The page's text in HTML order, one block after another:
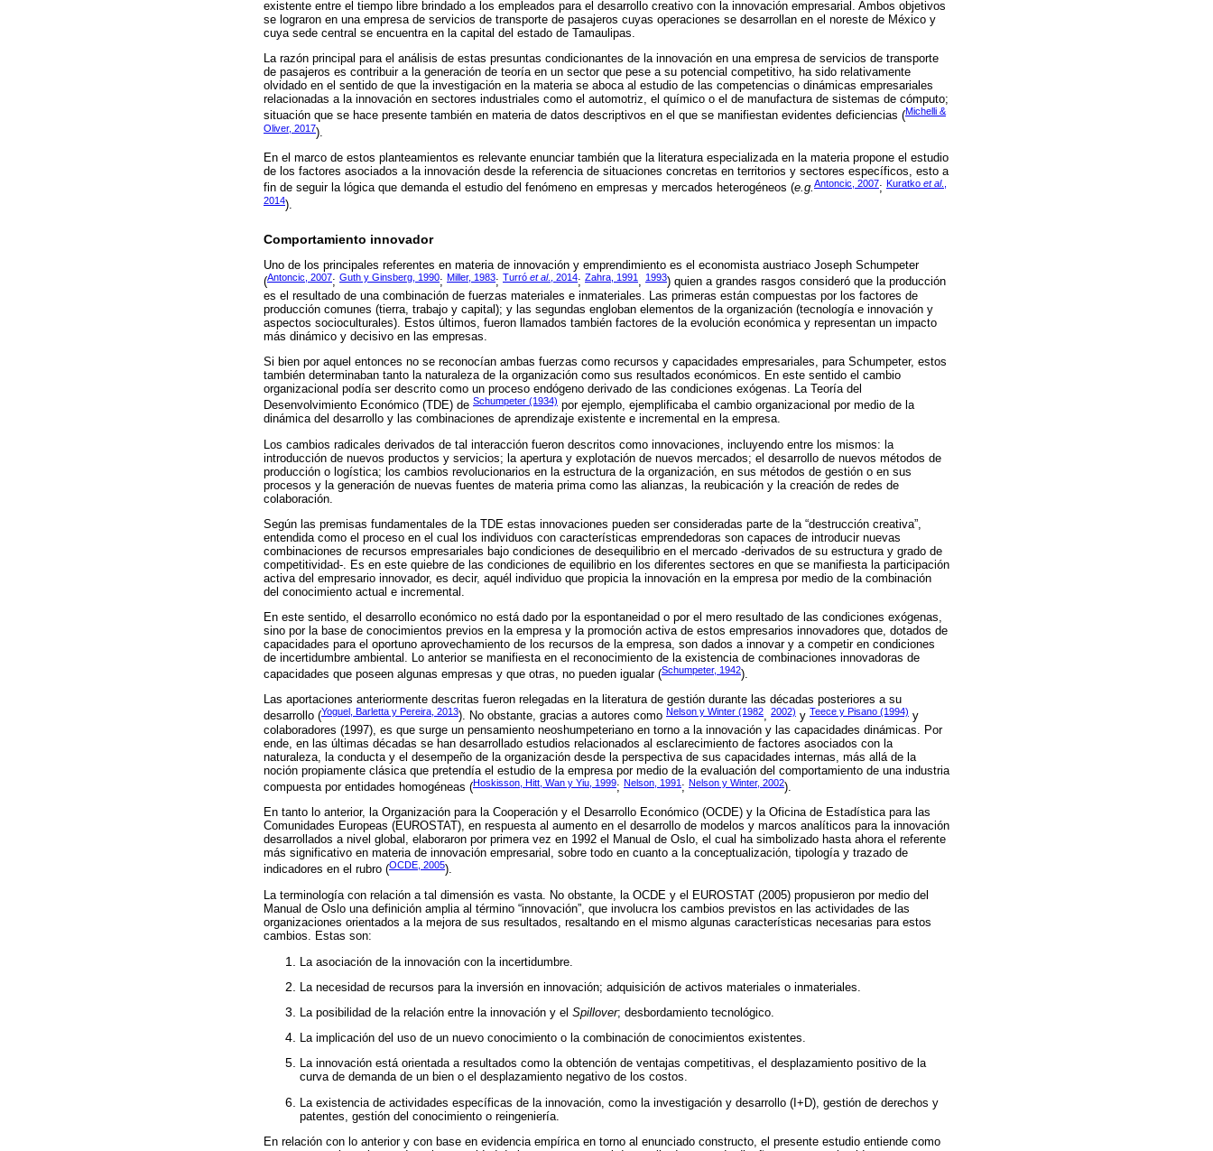
existente entre el tiempo libre brindado a los empleados para el desarrollo creativo con la innovación empresarial. Ambos objetivos
se lograron en una empresa de servicios de transporte de pasajeros cuyas operaciones se desarrollan en el noreste de México y
cuya sede central se encuentra en la capital del estado de Tamaulipas.
La razón principal para el análisis de estas presuntas condicionantes de la innovación en una empresa de servicios de transporte
de pasajeros es contribuir a la generación de teoría en un sector que pese a su potencial competitivo, ha sido relativamente
olvidado en el sentido de que la investigación en la materia se aboca al estudio de las competencias o dinámicas empresariales
relacionadas a la innovación en sectores industriales como el automotriz, el químico o el de manufactura de sistemas de cómputo;
situación que se hace presente también en materia de datos descriptivos en el que se manifiestan evidentes deficiencias (Michelli &
Oliver, 2017).
En el marco de estos planteamientos es relevante enunciar también que la literatura especializada en la materia propone el estudio
de los factores asociados a la innovación desde la referencia de situaciones concretas en territorios y sectores específicos, esto a
fin de seguir la lógica que demanda el estudio del fenómeno en empresas y mercados heterogéneos (e.g.Antoncic, 2007; Kuratko et al.,
2014).
Comportamiento innovador
Uno de los principales referentes en materia de innovación y emprendimiento es el economista austriaco Joseph Schumpeter
(Antoncic, 2007; Guth y Ginsberg, 1990; Miller, 1983; Turró et al., 2014; Zahra, 1991 , 1993) quien a grandes rasgos consideró que la producción
es el resultado de una combinación de fuerzas materiales e inmateriales. Las primeras están compuestas por los factores de
producción comunes (tierra, trabajo y capital); y las segundas engloban elementos de la organización (tecnología e innovación y
aspectos socioculturales). Estos últimos, fueron llamados también factores de la evolución económica y representan un impacto
más dinámico y decisivo en las empresas.
Si bien por aquel entonces no se reconocían ambas fuerzas como recursos y capacidades empresariales, para Schumpeter, estos
también determinaban tanto la naturaleza de la organización como sus resultados económicos. En este sentido el cambio
organizacional podía ser descrito como un proceso endógeno derivado de las condiciones exógenas. La Teoría del
Desenvolvimiento Económico (TDE) de Schumpeter (1934) por ejemplo, ejemplificaba el cambio organizacional por medio de la
dinámica del desarrollo y las combinaciones de aprendizaje existente e incremental en la empresa.
Los cambios radicales derivados de tal interacción fueron descritos como innovaciones, incluyendo entre los mismos: la
introducción de nuevos productos y servicios; la apertura y explotación de nuevos mercados; el desarrollo de nuevos métodos de
producción o logística; los cambios revolucionarios en la estructura de la organización, en sus métodos de gestión o en sus
procesos y la generación de nuevas fuentes de materia prima como las alianzas, la reubicación y la creación de redes de
colaboración.
Según las premisas fundamentales de la TDE estas innovaciones pueden ser consideradas parte de la “destrucción creativa”,
entendida como el proceso en el cual los individuos con características emprendedoras son capaces de introducir nuevas
combinaciones de recursos empresariales bajo condiciones de desequilibrio en el mercado -derivados de su estructura y grado de
competitividad-. Es en este quiebre de las condiciones de equilibrio en los diferentes sectores en que se manifiesta la participación
activa del empresario innovador, es decir, aquél individuo que propicia la innovación en la empresa por medio de la combinación
del conocimiento actual e incremental.
En este sentido, el desarrollo económico no está dado por la espontaneidad o por el mero resultado de las condiciones exógenas,
sino por la base de conocimientos previos en la empresa y la promoción activa de estos empresarios innovadores que, dotados de
capacidades para el oportuno aprovechamiento de los recursos de la empresa, son dados a innovar y a competir en condiciones
de incertidumbre ambiental. Lo anterior se manifiesta en el reconocimiento de la existencia de combinaciones innovadoras de
capacidades que poseen algunas empresas y que otras, no pueden igualar (Schumpeter, 1942).
Las aportaciones anteriormente descritas fueron relegadas en la literatura de gestión durante las décadas posteriores a su
desarrollo (Yoguel, Barletta y Pereira, 2013). No obstante, gracias a autores como Nelson y Winter (1982, 2002) y Teece y Pisano (1994) y
colaboradores (1997), es que surge un pensamiento neoshumpeteriano en torno a la innovación y las capacidades dinámicas. Por
ende, en las últimas décadas se han desarrollado estudios relacionados al esclarecimiento de factores asociados con la
naturaleza, la conducta y el desempeño de la organización desde la perspectiva de sus capacidades internas, más allá de la
noción propiamente clásica que pretendía el estudio de la empresa por medio de la evaluación del comportamiento de una industria
compuesta por entidades homogéneas (Hoskisson, Hitt, Wan y Yiu, 1999; Nelson, 1991 ; Nelson y Winter, 2002).
En tanto lo anterior, la Organización para la Cooperación y el Desarrollo Económico (OCDE) y la Oficina de Estadística para las
Comunidades Europeas (EUROSTAT), en respuesta al aumento en el desarrollo de modelos y marcos analíticos para la innovación
desarrollados a nivel global, elaboraron por primera vez en 1992 el Manual de Oslo, el cual ha simbolizado hasta ahora el referente
más significativo en materia de innovación empresarial, sobre todo en cuanto a la conceptualización, tipología y trazado de
indicadores en el rubro (OCDE, 2005).
La terminología con relación a tal dimensión es vasta. No obstante, la OCDE y el EUROSTAT (2005) propusieron por medio del
Manual de Oslo una definición amplia al término “innovación”, que involucra los cambios previstos en las actividades de las
organizaciones orientados a la mejora de sus resultados, resaltando en el mismo algunas características necesarias para estos
cambios. Estas son:
La asociación de la innovación con la incertidumbre.
La necesidad de recursos para la inversión en innovación; adquisición de activos materiales o inmateriales.
La posibilidad de la relación entre la innovación y el Spillover; desbordamiento tecnológico.
La implicación del uso de un nuevo conocimiento o la combinación de conocimientos existentes.
La innovación está orientada a resultados como la obtención de ventajas competitivas, el desplazamiento positivo de la
curva de demanda de un bien o el desplazamiento negativo de los costos.
La existencia de actividades específicas de la innovación, como la investigación y desarrollo (I+D), gestión de derechos y
patentes, gestión del conocimiento o reingeniería.
En relación con lo anterior y con base en evidencia empírica en torno al enunciado constructo, el presente estudio entiende como